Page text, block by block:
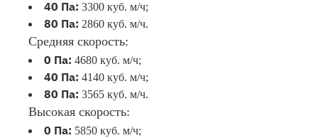
40 Па: 3300 куб. м/ч;
80 Па: 2860 куб. м/ч.
Средняя скорость:
0 Па: 4680 куб. м/ч;
40 Па: 4140 куб. м/ч;
80 Па: 3565 куб. м/ч.
Высокая скорость:
0 Па: 5850 куб. м/ч;